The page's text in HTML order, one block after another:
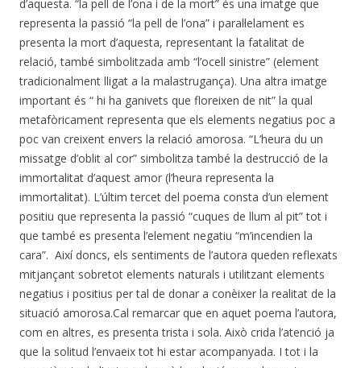
d’aquesta. “la pell de l’ona i de la mort” és una imatge que
representa la passió “la pell de l’ona” i paral·lelament es
presenta la mort d’aquesta, representant la fatalitat de
relació, també simbolitzada amb “l’ocell sinistre” (element
tradicionalment lligat a la malastrugança). Una altra imatge
important és “ hi ha ganivets que floreixen de nit” la qual
metafòricament representa que els elements negatius poc a
poc van creixent envers la relació amorosa. “L’heura du un
missatge d’oblit al cor” simbolitza també la destrucció de la
immortalitat d’aquest amor (l’heura representa la
immortalitat). L’últim tercet del poema consta d’un element
positiu que representa la passió “cuques de llum al pit” tot i
que també es presenta l’element negatiu “m’incendien la
cara”. Així doncs, els sentiments de l’autora queden reflexats
mitjançant sobretot elements naturals i utilitzant elements
negatius i positius per tal de donar a conèixer la realitat de la
situació amorosa.Cal remarcar que en aquet poema l’autora,
com en altres, es presenta trista i sola. Això crida l’atenció ja
que la solitud l’envaeix tot hi estar acompanyada. I tot i la